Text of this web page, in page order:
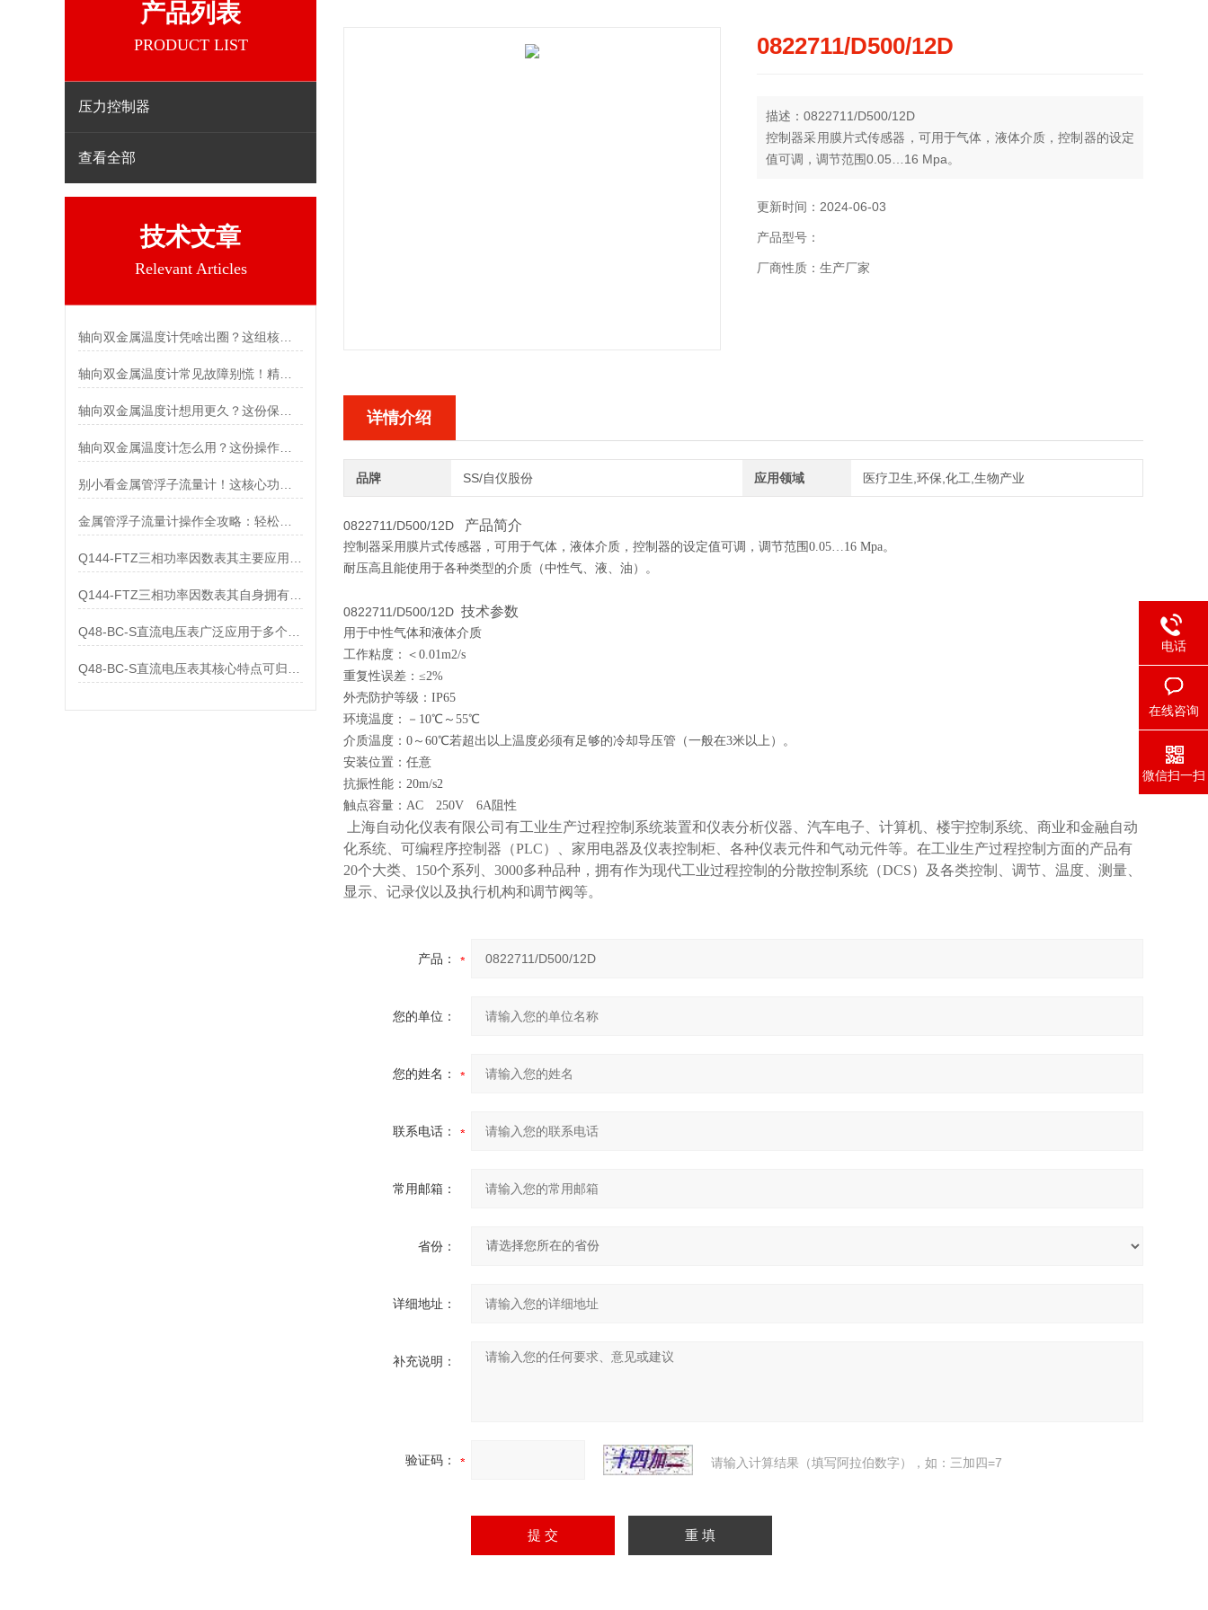
产品列表
PRODUCT LIST
压力控制器
查看全部
技术文章
Relevant Articles
轴向双金属温度计凭啥出圈？这组核心特点给出了答案
轴向双金属温度计常见故障别慌！精准定位，轻松搞定难题
轴向双金属温度计怎么用？这份操作指南，新手也能快速拿捏！
金属管浮子流量计操作全攻略：轻松拿捏，精准掌控每一步！
Q144-FTZ三相功率因数表其自身拥有怎样的功能呢？
0822711/D500/12D
描述：0822711/D500/12D
控制器采用膜片式传感器，可用于气体，液体介质，控制器的设定
值可调，调节范围0.05…16 Mpa。
更新时间：2024-06-03
产品型号：
厂商性质：生产厂家
详情介绍
品牌 SS/自仪股份 应用领域 医疗卫生,环保,化工,生物产业
0822711/D500/12D 产品简介
控制器采用膜片式传感器，可用于气体，液体介质，控制器的设定值可调，调节范围0.05…16 Mpa。
耐压高且能使用于各种类型的介质（中性气、液、油）。
0822711/D500/12D 技术参数
用于中性气体和液体介质
工作粘度：＜0.01m2/s
重复性误差：≤2%
外壳防护等级：IP65
环境温度：－10℃ ～55℃
介质温度：0～60℃若超出以上温度必须有足够的冷却导压管（一般在3米以上）。
安装位置：任意
抗振性能：20m/s2
触点容量：AC 250V 6A阻性
上海自动化仪表有限公司 有工业生产过程控制系统装置和仪表分析仪器、汽车电子、计算机、楼宇控制系统、商业和金融自动
化系统、可编程序控制器（PLC）、家用电器及仪表控制柜、各种仪表元件和气动元件等。在工业生产过程控制方面的产品有
20个大类、150个系列、3000多种品种，拥有作为现代工业过程控制的分散控制系统（DCS）及各类控制、调节、温度、测量、
显示、记录仪以及执行机构和调节阀等。
产品：
您的单位：
您的姓名：
联系电话：
常用邮箱：
省份：
详细地址：
补充说明：
验证码： 请输入计算结果（填写阿拉伯数字），如：三加四=7
电话
在线咨询
微信扫一扫